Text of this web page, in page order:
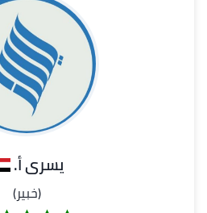
يسرى أ.
(خبير)